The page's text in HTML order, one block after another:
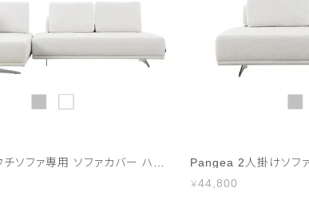
44,800